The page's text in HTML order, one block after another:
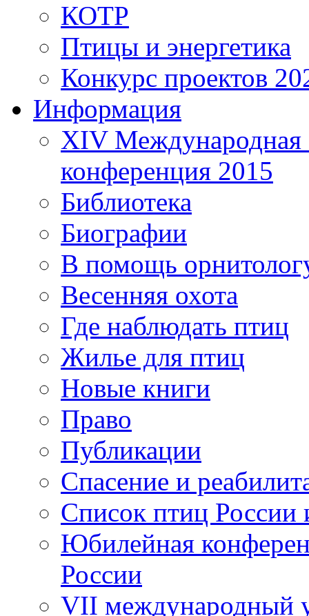
КОТР
Птицы и энергетика
Конкурс проектов
Информация
XIV Международная
конференция 2015
Библиотека
Биографии
В помощь
Весенняя охота
Где наблюдать птиц
Жилье для птиц
Новые книги
Право
Публикации
Спасение и
Список птиц России
Юбилейная
России
VII международный